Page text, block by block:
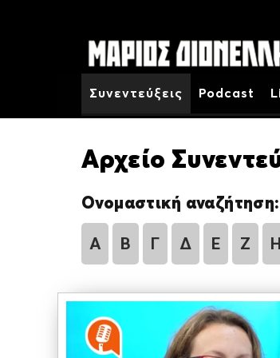
Συνεντεύξεις Podcast
Αρχείο
Ονομαστική αναζήτηση:
Α Β Γ Δ Ε Ζ Η